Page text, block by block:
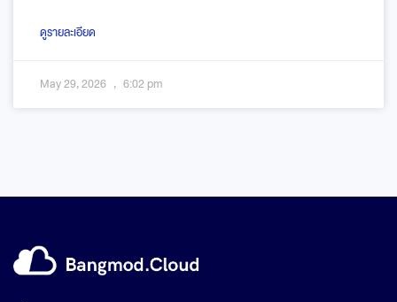
ดูรายละเอียด
May 29, 2026 6:02 pm